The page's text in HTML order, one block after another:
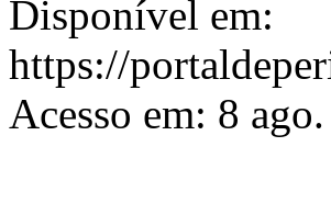
Disponível em:
https://
Acesso em: 8